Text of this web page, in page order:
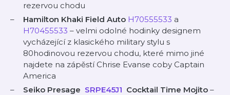
rezervou chodu
Hamilton Khaki Field Auto ⁠H70555533⁠ a
⁠H70455533⁠ – velmi odolné hodinky designem
vycházející z klasického military stylu s
80hodinovou rezervou chodu, které mimo jiné
najdete na zápěstí Chrise Evanse coby Captain
America
Seiko Presage SRPE45J1 Cocktail Time Mojito –